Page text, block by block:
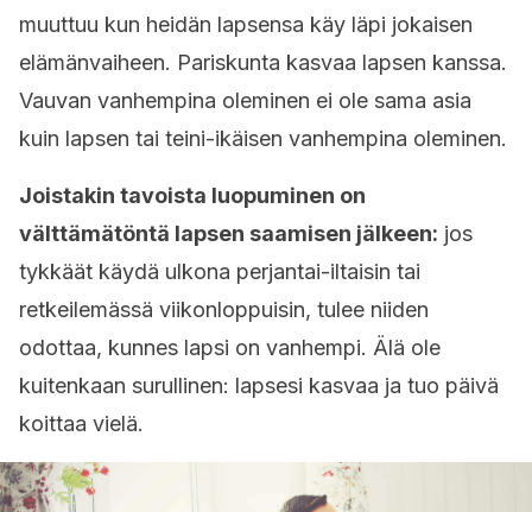
muuttuu kun heidän lapsensa käy läpi jokaisen
elämänvaiheen. Pariskunta kasvaa lapsen kanssa.
Vauvan vanhempina oleminen ei ole sama asia
kuin lapsen tai teini-ikäisen vanhempina oleminen.
Joistakin tavoista luopuminen on
välttämätöntä lapsen saamisen jälkeen: jos
tykkäät käydä ulkona perjantai-iltaisin tai
retkeilemässä viikonloppuisin, tulee niiden
odottaa, kunnes lapsi on vanhempi. Älä ole
kuitenkaan surullinen: lapsesi kasvaa ja tuo päivä
koittaa vielä.